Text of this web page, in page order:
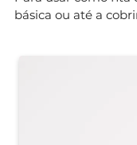
básica ou até a